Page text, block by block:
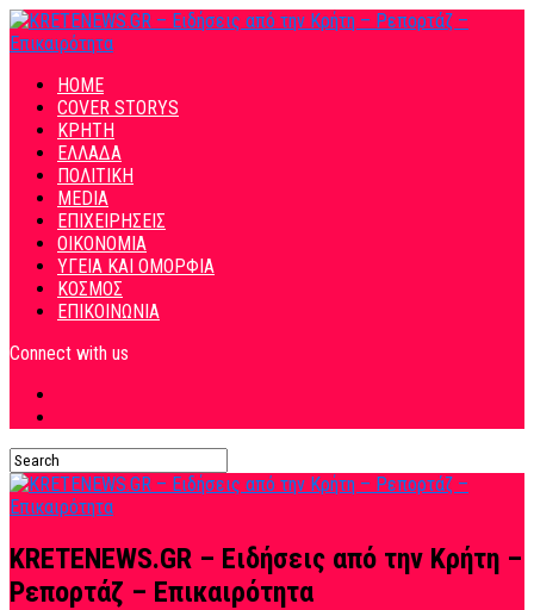
HOME
COVER STORYS
ΚΡΗΤΗ
ΕΛΛΑΔΑ
ΠΟΛΙΤΙΚΗ
MEDIA
ΕΠΙΧΕΙΡΗΣΕΙΣ
ΟΙΚΟΝΟΜΙΑ
ΥΓΕΙΑ ΚΑΙ ΟΜΟΡΦΙΑ
ΚΟΣΜΟΣ
ΕΠΙΚΟΙΝΩΝΙΑ
Connect with us
KRETENEWS.GR – Ειδήσεις από την Κρήτη –
Ρεπορτάζ – Επικαιρότητα